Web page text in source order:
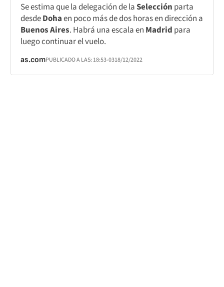
Se estima que la delegación de laSelección parta
desdeDohaen poco más de dos horas en dirección a
Buenos Aires. Habrá una escala en Madrid para
luego continuar el vuelo.
as.comPUBLICADO A LAS: 18:53-0318/12/2022